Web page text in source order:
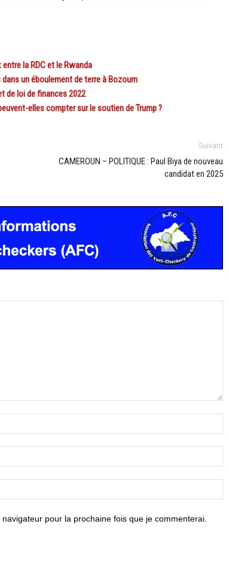
entre la RDC et le Rwanda
dans un éboulement de terre à Bozoum
de loi de finances 2022
elles compter sur le soutien de Trump ?
Suivant
CAMEROUN – POLITIQUE : Paul Biya de nouveau
candidat en 2025
pour la prochaine fois que je commenterai.